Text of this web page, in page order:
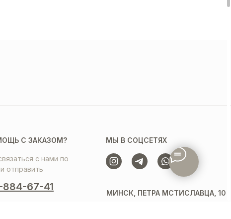
С ЗАКАЗОМ?
с нами по
отправить
67-41
МЫ В СОЦСЕТЯХ
МИНСК, ПЕТРА МСТИСЛАВЦА, 10